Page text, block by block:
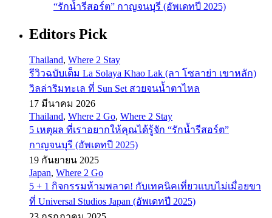
“รักน้ำรีสอร์ต” กาญจนบุรี (อัพเดทปี 2025)
Editors Pick
Thailand, Where 2 Stay
รีวิวฉบับเต็ม La Solaya Khao Lak (ลา โซลาย่า เขาหลัก)
วิลล่าริมทะเล ที่ Sun Set สวยจนน้ำตาไหล
17 มีนาคม 2026
Thailand, Where 2 Go, Where 2 Stay
5 เหตุผล ที่เราอยากให้คุณได้รู้จัก “รักน้ำรีสอร์ต”
กาญจนบุรี (อัพเดทปี 2025)
19 กันยายน 2025
Japan, Where 2 Go
5 + 1 กิจกรรมห้ามพลาด! กับเทคนิคเที่ยวแบบไม่เมื่อยขา
ที่ Universal Studios Japan (อัพเดทปี 2025)